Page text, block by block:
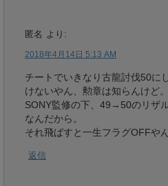
匿名 より:
2018年4月14日 5:13 AM
チートでいきなり古龍討伐50に
けないやん、勲章は知らんけど。
SONY監修の下、49→50のリザ
なんだから。
それ飛ばすと一生フラグOFFやん
返信